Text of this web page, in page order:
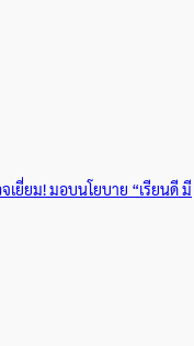
ยี่ยม! มอบนโยบาย “เรียนดี มี